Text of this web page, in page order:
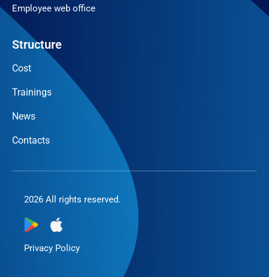
Employee web office
Structure
Cost
Trainings
News
Contacts
2026 All rights reserved.
Privacy Policy